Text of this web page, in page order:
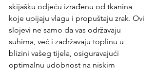
skijašku odjeću izrađenu od tkanina
koje upijaju vlagu i propuštaju zrak. Ovi
slojevi ne samo da vas održavaju
suhima, već i zadržavaju toplinu u
blizini vašeg tijela, osiguravajući
optimalnu udobnost na niskim